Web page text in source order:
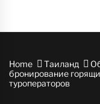
Home Таиланд
бронирование
туроператоров